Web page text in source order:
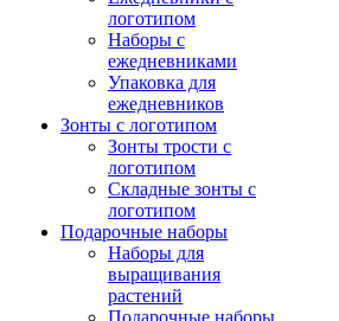
логотипом
Наборы с
ежедневниками
Упаковка для
ежедневников
Зонты с логотипом
Зонты трости с
логотипом
Складные зонты с
логотипом
Подарочные наборы
Наборы для
выращивания
растений
Подарочные наборы